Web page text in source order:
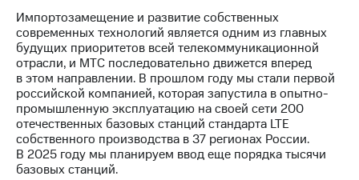
Еврооблигации-2023
Уведомление
о
погашении
именных
облигаций
Другое
Регистратор
Реквизиты
Контакты
Импортозамещение и развитие собственных
современных технологий является одним из главных
будущих приоритетов всей телекоммуникационной
отрасли, и МТС последовательно движется вперед
в этом направлении. В прошлом году мы стали первой
российской компанией, которая запустила в опытно-
промышленную эксплуатацию на своей сети 200
отечественных базовых станций стандарта LTE
собственного производства в 37 регионах России.
В 2025 году мы планируем ввод еще порядка тысячи
базовых станций.